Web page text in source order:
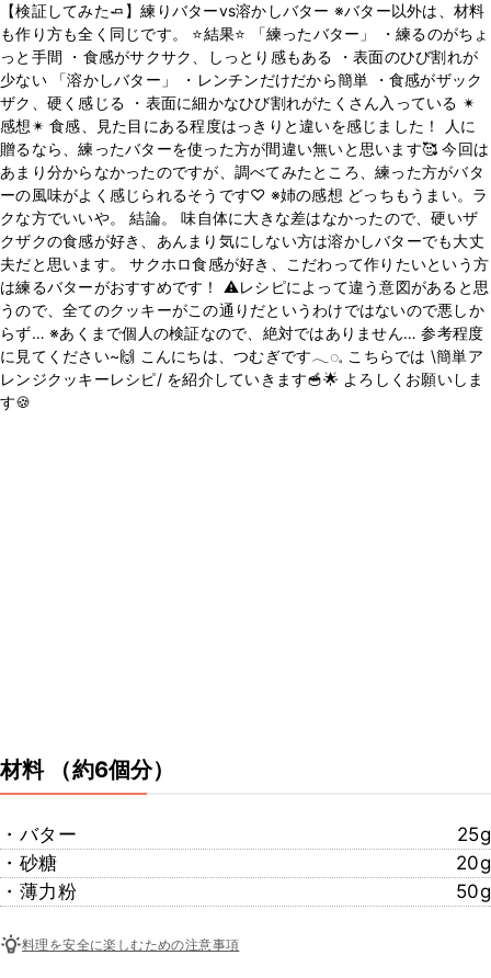
【検証してみた🧈】練りバターvs溶かしバター ※バター以外は、材料
も作り方も全く同じです。 ⭐️結果⭐️ 「練ったバター」 ・練るのがちょ
っと手間 ・食感がサクサク、しっとり感もある ・表面のひび割れが
少ない 「溶かしバター」 ・レンチンだけだから簡単 ・食感がザック
ザク、硬く感じる ・表面に細かなひび割れがたくさん入っている ✴︎
感想✴︎ 食感、見た目にある程度はっきりと違いを感じました！ 人に
贈るなら、練ったバターを使った方が間違い無いと思います🥰 今回は
あまり分からなかったのですが、調べてみたところ、練った方がバタ
ーの風味がよく感じられるそうです♡ ※姉の感想 どっちもうまい。ラ
クな方でいいや。 結論。 味自体に大きな差はなかったので、硬いザ
クザクの食感が好き、あんまり気にしない方は溶かしバターでも大丈
夫だと思います。 サクホロ食感が好き、こだわって作りたいという方
は練るバターがおすすめです！ ⚠️レシピによって違う意図があると思
うので、全てのクッキーがこの通りだというわけではないので悪しか
らず… ※あくまで個人の検証なので、絶対ではありません… 参考程度
に見てください~🙌 こんにちは、つむぎです𓂃◌𓈒 こちらでは \簡単ア
レンジクッキーレシピ/ を紹介していきます🥣🌟 よろしくお願いしま
す🍪
材料 （約6個分）
・バター
25g
・砂糖
20g
・薄力粉
50g
料理を安全に楽しむための注意事項